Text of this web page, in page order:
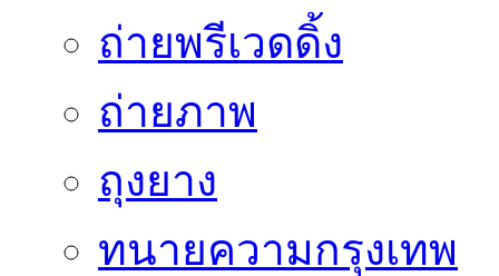
ถ่ายพรีเวดดิ้ง
ถ่ายภาพ
ถุงยาง
ทนายความกรุงเทพ